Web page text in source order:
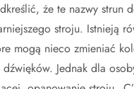
że te nazwy strun
stroju. Istnieją
mogą nieco zmieniać
dźwięków. Jednak dla